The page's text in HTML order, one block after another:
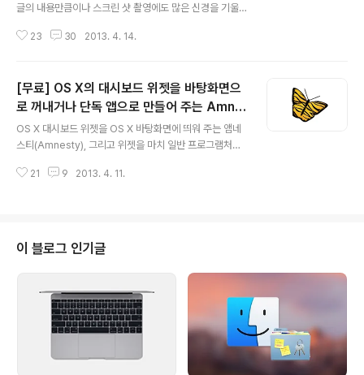
글의 내용만큼이나 스크린 샷 촬영에도 많은 신경을 기울
이 글과 함께 곁들여지는 스크린 샷은 독자로 하여금 글의
살듯이 저에게도 스크린 캡처 프로그램은 블로그를 운영하
는 데 있어 절대 빠뜨릴 수 없는 중요한 연장이며, 이 때문
에 다른 맥 유저들과 비교했을 때 아무래도 스크린 캡처 프
로그램에 더 많은 관심이 갈 수밖에 없습니다. 그런데 블로
그를 운영하기 전에는 맥용 캡처 프로그램의 종류가 이렇
게나 다양한지 짐작조차 못 했습니다. 이름이 잘 알려진 업
23 30 2013. 4. 14.
[무료] OS X의 대시보드 위젯을 바탕화면으
로 꺼내거나 단독 앱으로 만들어 주는 Amne
sty 무료 선언
OS X 대시보드 위젯을 OS X 바탕화면에 띄워 주는 앰네
스티(Amnesty), 그리고 위젯을 마치 일반 프로그램처럼
(Amensty Singles), 또 위젯을 OS X 화면보호기로 띄
무료로 공개했습니다.OS X 10.4 타이거가 등장한 2005
년에 출시된 후로 꾸준히 업데이트되어오다 OS X 10.7 라
이언부터 지원이 끊기기 시작했는데, 혹시나 개발이 재개
되지 않을까 기대했지만 개발자가 그냥 깨끗이 손털고 정
리 수순을 밟았습니다. OS X도 iOS처럼 한 두 기능에 특
21 9 2013. 4. 11.
이 블로그 인기글